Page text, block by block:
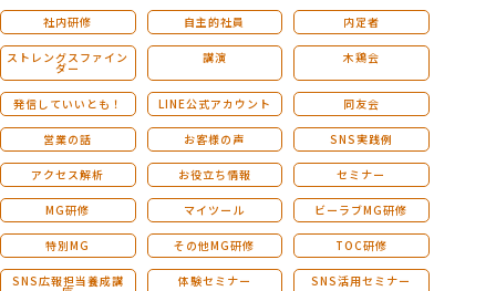
社内研修 自主的社員 内定者
ストレングスファイン
ダー
講演 木鶏会
発信していいとも！ LINE公式アカウント 同友会
営業の話 お客様の声 SNS実践例
アクセス解析 お役立ち情報 セミナー
MG研修 マイツール ビーラブMG研修
特別MG その他MG研修 TOC研修
SNS広報担当養成講 体験セミナー SNS活用セミナー